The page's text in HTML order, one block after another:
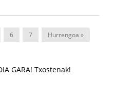
6 7 Hurrengoa »